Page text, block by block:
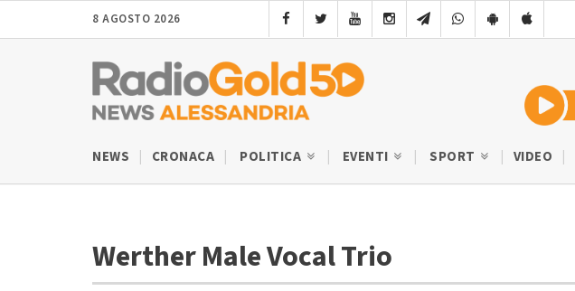
8 AGOSTO 2026
NEWS CRONACA POLITICA EVENTI SPORT VIDEO
Werther Male Vocal Trio